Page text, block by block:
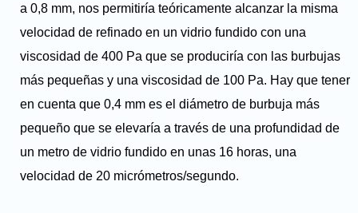
a 0,8 mm, nos permitiría teóricamente alcanzar la misma
velocidad de refinado en un vidrio fundido con una
viscosidad de 400 Pa que se produciría con las burbujas
más pequeñas y una viscosidad de 100 Pa. Hay que tener
en cuenta que 0,4 mm es el diámetro de burbuja más
pequeño que se elevaría a través de una profundidad de
un metro de vidrio fundido en unas 16 horas, una
velocidad de 20 micrómetros/segundo.